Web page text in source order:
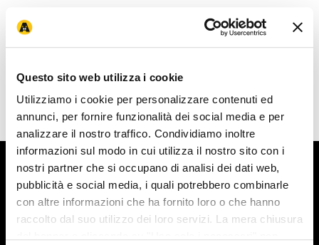
Questo sito web utilizza i cookie
Utilizziamo i cookie per personalizzare contenuti ed
annunci, per fornire funzionalità dei social media e per
analizzare il nostro traffico. Condividiamo inoltre
informazioni sul modo in cui utilizza il nostro sito con i
nostri partner che si occupano di analisi dei dati web,
pubblicità e social media, i quali potrebbero combinarle
con altre informazioni che ha fornito loro o che hanno
raccolto dal suo utilizzo dei loro servizi. La mera chiusura
Arcaplanet
Novità e servizi